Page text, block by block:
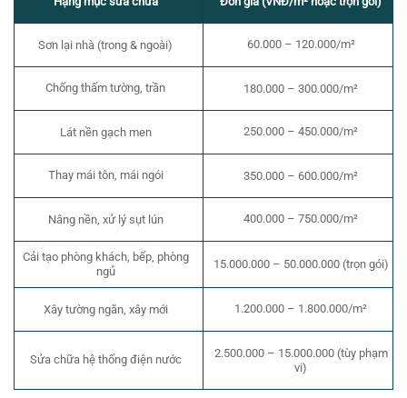
Sơn lại nhà (trong & ngoài) 60.000 – 120.000/m²
Chống thấm tường, trần 180.000 – 300.000/m²
Lát nền gạch men 250.000 – 450.000/m²
Thay mái tôn, mái ngói 350.000 – 600.000/m²
Nâng nền, xử lý sụt lún 400.000 – 750.000/m²
Cải tạo phòng khách, bếp, phòng
ngủ
15.000.000 – 50.000.000 (trọn gói)
Xây tường ngăn, xây mới 1.200.000 – 1.800.000/m²
Sửa chữa hệ thống điện nước
2.500.000 – 15.000.000 (tùy phạm
vi)